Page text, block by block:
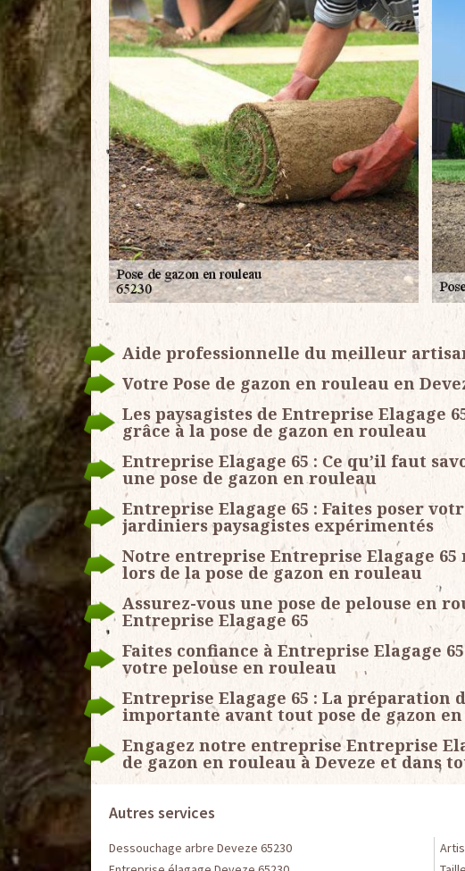
Aide professionnelle du meilleur
Votre Pose de gazon en rouleau en
Les paysagistes de Entreprise Elagage
grâce à la pose de gazon en rouleau
Entreprise Elagage 65 : Ce qu’il faut
une pose de gazon en rouleau
Entreprise Elagage 65 : Faites poser
jardiniers paysagistes expérimentés
Notre entreprise Entreprise Elagage
lors de la pose de gazon en rouleau
Assurez-vous une pose de pelouse en
Entreprise Elagage 65
Faites confiance à Entreprise Elagage
votre pelouse en rouleau
Entreprise Elagage 65 : La préparation
importante avant tout pose de gazon
Engagez notre entreprise Entreprise
de gazon en rouleau à Deveze et dans
Autres services
Dessouchage arbre Deveze 65230